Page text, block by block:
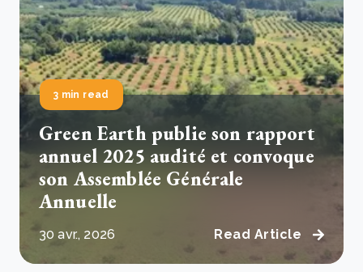
3 min read
Green Earth publie son rapport
annuel 2025 audité et convoque
son Assemblée Générale
Annuelle
30 avr., 2026 Read Article